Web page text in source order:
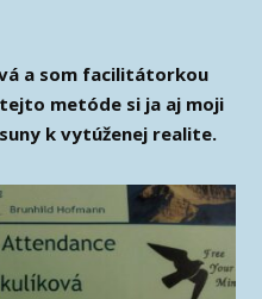
a som facilitátorkou
metóde si ja aj moji
k vytúženej realite.